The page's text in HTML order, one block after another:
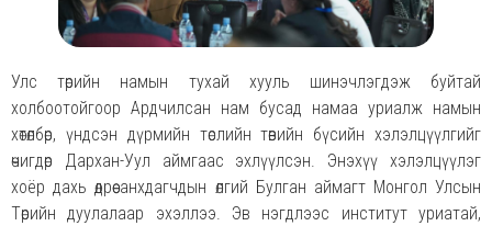
Улс төрийн намын тухай хууль шинэчлэгдэж буйтай
холбоотойгоор Ардчилсан нам бусад намаа уриалж намын
хөтөлбөр, үндсэн дүрмийн төслийн төвийн бүсийн хэлэлцүүлгийг
өчигдөр Дархан-Уул аймгаас эхлүүлсэн. Энэхүү хэлэлцүүлэг
хоёр дахь өдрөө анхдагчдын өлгий Булган аймагт Монгол Улсын
Төрийн дуулалаар эхэллээ. Эв нэгдлээс институт уриатай,